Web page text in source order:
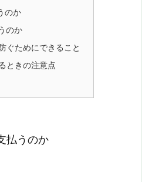
のか
のか
ぐためにできること
ときの注意点
払うのか